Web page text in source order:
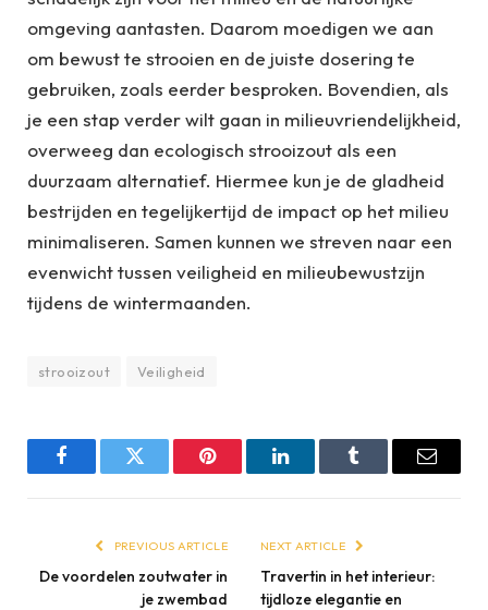
omgeving aantasten. Daarom moedigen we aan
om bewust te strooien en de juiste dosering te
gebruiken, zoals eerder besproken. Bovendien, als
je een stap verder wilt gaan in milieuvriendelijkheid,
overweeg dan ecologisch strooizout als een
duurzaam alternatief. Hiermee kun je de gladheid
bestrijden en tegelijkertijd de impact op het milieu
minimaliseren. Samen kunnen we streven naar een
evenwicht tussen veiligheid en milieubewustzijn
tijdens de wintermaanden.
strooizout Veiligheid
FacebookTwitter Pinterest LinkedInTumblr Email
PREVIOUS ARTICLE
De voordelen zoutwater in
je zwembad
NEXT ARTICLE
Travertin in het interieur:
tijdloze elegantie en